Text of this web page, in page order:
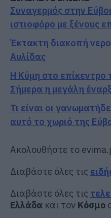
Συναγερμός στην
ιστιοφόρο με ξένους
Έκτακτη διακοπή
Αυλίδας
Η Κύμη στο επίκεντρο
Σήμερα η μεγάλη
Τι είναι οι
αυτό το χωριό της
Ακολουθήστε το
Διαβάστε όλες τις
Διαβάστε όλες τις
Ελλάδα και τον Κόσμο